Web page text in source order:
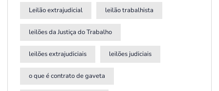
Leilão extrajudicial leilão trabalhista
leilões da Justiça do Trabalho
leilões extrajudiciais leilões judiciais
o que é contrato de gaveta